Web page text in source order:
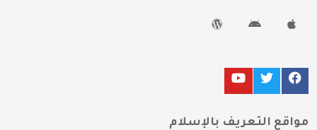
مواقع التعريف بالإسلام